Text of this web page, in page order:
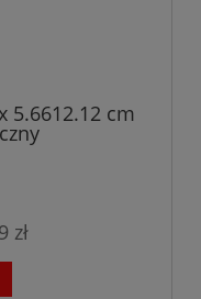
5.6612.12 cm
zł